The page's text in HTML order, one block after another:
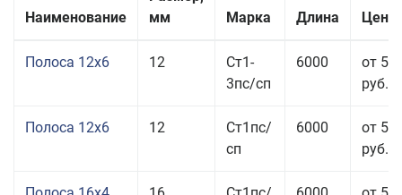
Наименование
мм
Марка Длина Цена
Полоса 12x6 12
Ст1-
3пс/сп
6000
от 53
руб.
Полоса 12x6 12
Ст1пс/
сп
6000
от 53
руб.